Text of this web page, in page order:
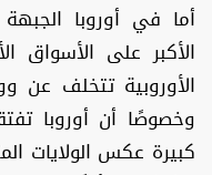
أما في أوروبا
الأكبر على الأسواق
الأوروبية تتخلف عن
وخصوصًا أن أوروبا
كبيرة عكس الولايات